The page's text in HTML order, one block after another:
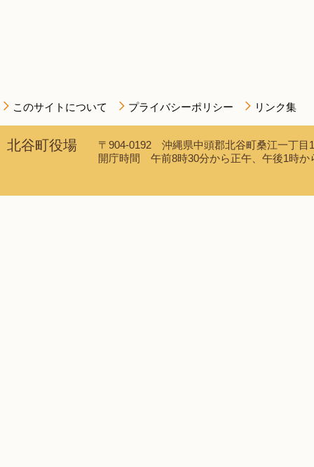
このサイトについて プライバシーポリシー リンク集
北谷町役場
〒904-0192 沖縄県中頭郡北谷町桑江一丁
開庁時間 午前8時30分から正午、午後1時か